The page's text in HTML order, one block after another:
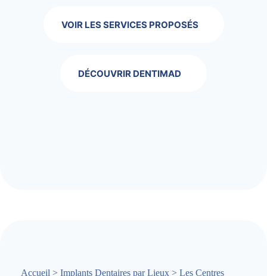
VOIR LES SERVICES PROPOSÉS
DÉCOUVRIR DENTIMAD
Accueil > Implants Dentaires par Lieux > Les Centres